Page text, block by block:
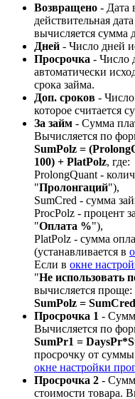
Возвращено - Дата
действительная
вычисляется сумма
Дней - Число дней
Просрочка - Число
автоматически
срока займа.
Доп. сроков -
которое считается
За займ - Сумма
Вычисляется по
SumPolz =
100) + PlatPolz, где:
ProlongQuant -
"Пролонгаций"),
SumCred - сумма
ProcPolz - процент
"Оплата %"),
PlatPolz - сумма
(устанавливается в
Если в окне
"Не использовать
вычисляется проще:
SumPolz =
Просрочка 1 -
Вычисляется по
SumPr1 =
просрочку от суммы
окне настройки
Просрочка 2 -
стоимости товара.